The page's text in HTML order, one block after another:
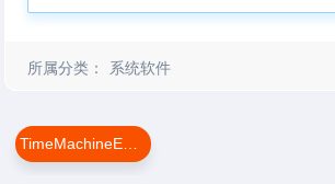
所属分类： 系统软件